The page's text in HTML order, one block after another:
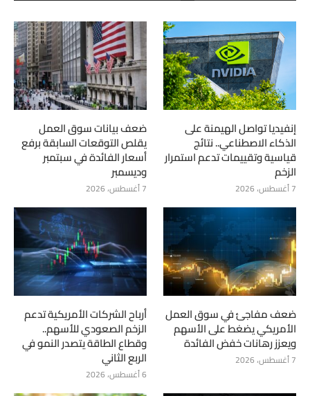
إنفيديا تواصل الهيمنة على
الذكاء الاصطناعي.. نتائج
قياسية وتقييمات تدعم استمرار
الزخم
7 أغسطس، 2026
ضعف بيانات سوق العمل
يقلص التوقعات السابقة برفع
أسعار الفائدة في سبتمبر
وديسمبر
7 أغسطس، 2026
ضعف مفاجئ في سوق العمل
الأمريكي يضغط على الأسهم
ويعزز رهانات خفض الفائدة
7 أغسطس، 2026
أرباح الشركات الأمريكية تدعم
الزخم الصعودي للأسهم..
وقطاع الطاقة يتصدر النمو في
الربع الثاني
6 أغسطس، 2026